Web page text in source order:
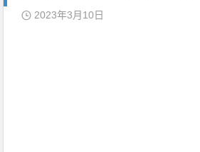
2023年3月10日